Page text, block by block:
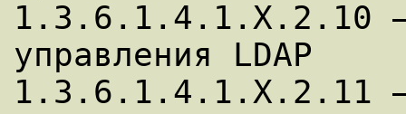
1.3.6.1.4.1.X.2.10 —
управления LDAP
1.3.6.1.4.1.X.2.11 —